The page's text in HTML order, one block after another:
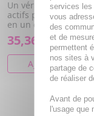
Un véritable
actifs pour éclaircir
en un éclair
35,36€
AJOUTER AU
services les
vous
des
et de
permettent
nos sites à
partage de
de réaliser
Avant de
l'usage que